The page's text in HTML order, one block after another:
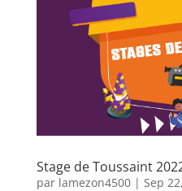
Stage de Toussaint
par lamezon4500| Sep